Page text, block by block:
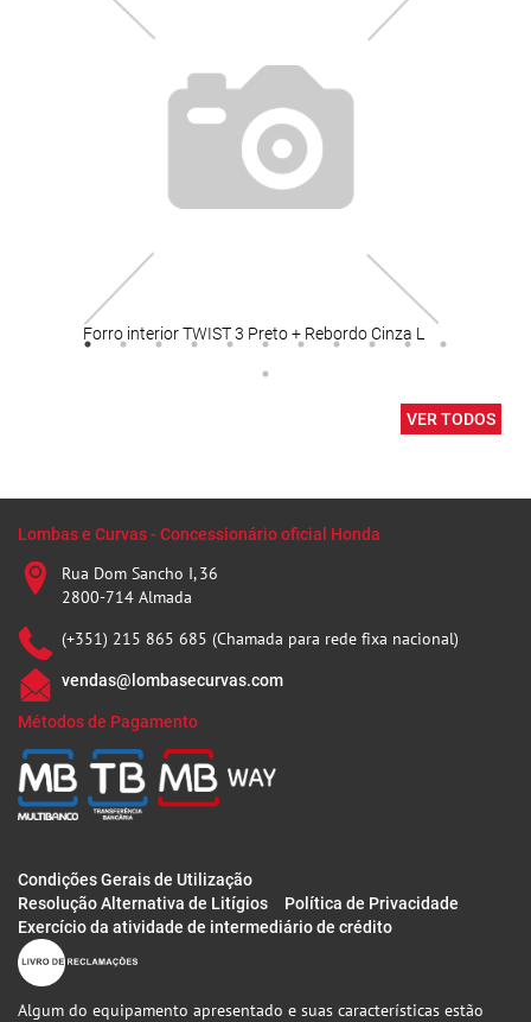
Forro interior TWIST 3 Preto + Rebordo Cinza L
VER TODOS
Lombas e Curvas - Concessionário oficial Honda
Rua Dom Sancho I, 36
2800-714 Almada
(+351) 215 865 685 (Chamada para rede fixa nacional)
vendas@lombasecurvas.com
Métodos de Pagamento
Condições Gerais de Utilização
Resolução Alternativa de Litígios
Política de Privacidade
Exercício da atividade de intermediário de crédito
Algum do equipamento apresentado e suas características estão